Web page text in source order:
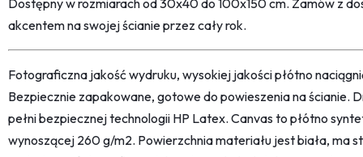
Dostępny w rozmiarach od 30x40 do 100x150 cm. Zamów z
akcentem na swojej ścianie przez cały rok.
Fotograficzna jakość wydruku, wysokiej jakości płótno
Bezpiecznie zapakowane, gotowe do powieszenia na ścianie.
pełni bezpiecznej technologii HP Latex. Canvas to płótno
wynoszącej 260 g/m2. Powierzchnia materiału jest biała, ma